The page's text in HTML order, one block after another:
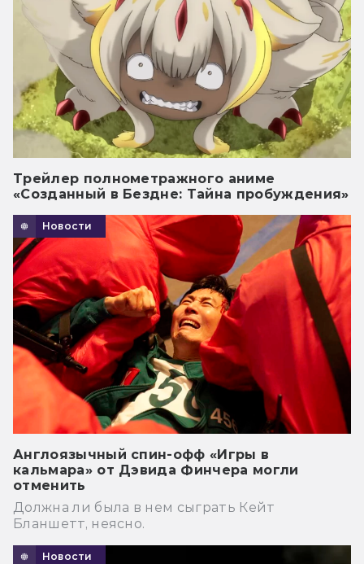
Трейлер полнометражного аниме
«Созданный в Бездне: Тайна пробуждения»
Новости
Англоязычный спин-офф «Игры в
кальмара» от Дэвида Финчера могли
отменить
Должна ли была в нем сыграть Кейт
Бланшетт, неясно.
Новости